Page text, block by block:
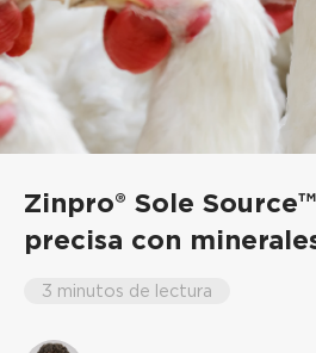
Zinpro® Sole
precisa con
3 minutos de lectura